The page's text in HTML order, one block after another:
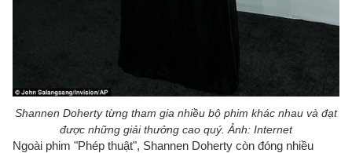
Shannen Doherty từng tham gia nhiều bộ phim khác nhau và đạt
được những giải thưởng cao quý. Ảnh: Internet
Ngoài phim "Phép thuật", Shannen Doherty còn đóng nhiều